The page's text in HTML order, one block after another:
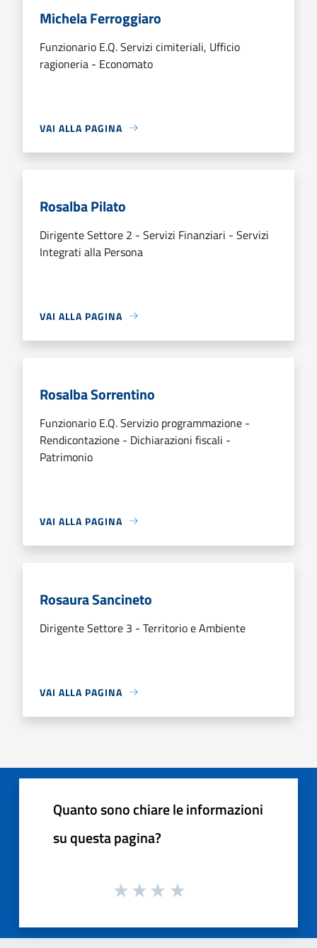
Michela Ferroggiaro
Funzionario E.Q. Servizi cimiteriali, Ufficio
ragioneria - Economato
VAI ALLA PAGINA
Rosalba Pilato
Dirigente Settore 2 - Servizi Finanziari - Servizi
Integrati alla Persona
VAI ALLA PAGINA
Rosalba Sorrentino
Funzionario E.Q. Servizio programmazione -
Rendicontazione - Dichiarazioni fiscali -
Patrimonio
VAI ALLA PAGINA
Rosaura Sancineto
Dirigente Settore 3 - Territorio e Ambiente
VAI ALLA PAGINA
Quanto sono chiare le informazioni
su questa pagina?